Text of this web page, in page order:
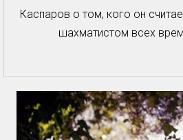
Каспаров о том, кого он
шахматистом всех